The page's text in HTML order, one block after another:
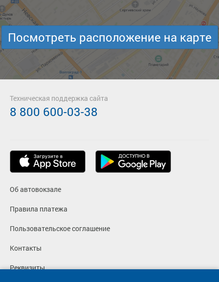
Посмотреть расположение на карте
Об автовокзале
Правила платежа
Пользовательское соглашение
Контакты
Реквизиты
Техническая поддержка сайта
8 800 600-03-38